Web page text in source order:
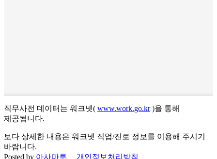
직무사전 데이터는 워크넷( www.work.go.kr)을 통해
제공됩니다.
보다 상세한 내용은 워크넷 직업/진로 정보를 이용해 주시기
바랍니다.
Posted by 아사마루 개인정보처리방침